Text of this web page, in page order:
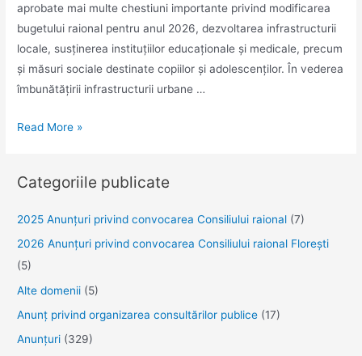
aprobate mai multe chestiuni importante privind modificarea
bugetului raional pentru anul 2026, dezvoltarea infrastructurii
locale, susținerea instituțiilor educaționale și medicale, precum
și măsuri sociale destinate copiilor și adolescenților. În vederea
îmbunătățirii infrastructurii urbane …
Decizii
dezvoltarea
Florești:
investiții
în
infrastructură,
educație
sănătate
Read More »
Categoriile publicate
2025 Anunţuri privind convocarea Consiliului raional (7)
2026 Anunțuri privind convocarea Consiliului raional Florești
(5)
Alte domenii (5)
Anunţ privind organizarea consultărilor publice (17)
Anunţuri (329)